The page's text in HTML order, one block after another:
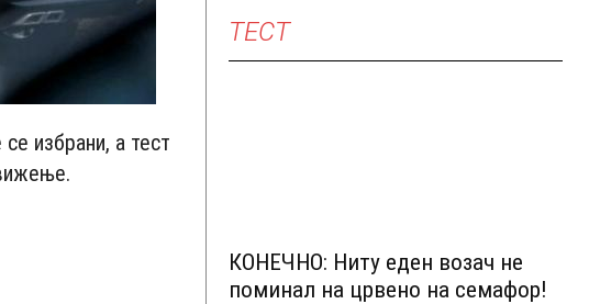
избрани, а тест
ТЕСТ
КОНЕЧНО: Ниту еден возач не
поминал на црвено на семафор!